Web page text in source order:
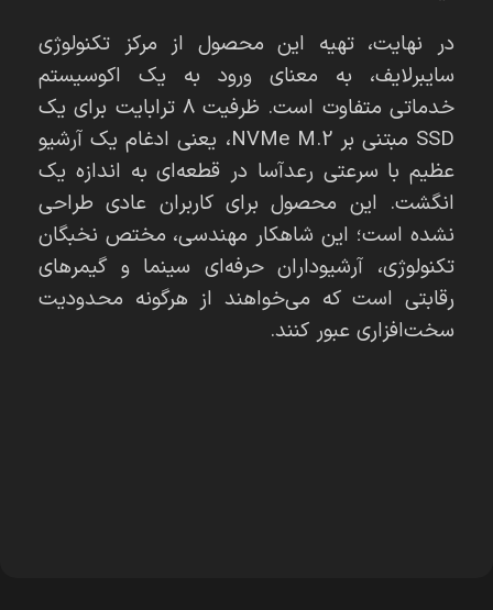
در نهایت، تهیه این محصول از مرکز تکنولوژی
سایبرلایف، به معنای ورود به یک اکوسیستم
خدماتی متفاوت است. ظرفیت 8 ترابایت برای یک
SSD مبتنی بر NVMe M.2، یعنی ادغام یک آرشیو
عظیم با سرعتی رعدآسا در قطعه‌ای به اندازه یک
انگشت. این محصول برای کاربران عادی طراحی
نشده است؛ این شاهکار مهندسی، مختص نخبگان
تکنولوژی، آرشیوداران حرفه‌ای سینما و گیمرهای
رقابتی است که می‌خواهند از هرگونه محدودیت
سخت‌افزاری عبور کنند.